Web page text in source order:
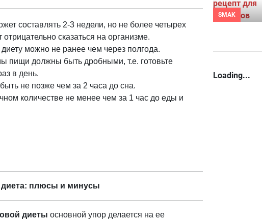
составлять 2-3 недели, но не более четырех
сказаться на организме.
можно не ранее чем через полгода.
пищи должны быть дробными, т.е. готовьте
в день.
не позже чем за 2 часа до сна.
количестве не менее чем за 1 час до еды и
диета: плюсы и минусы
диеты основной упор делается на ее
SMAK
Loading...